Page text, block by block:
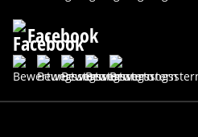
Facebook